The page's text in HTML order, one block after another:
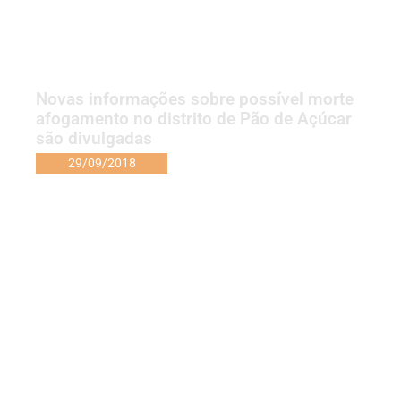
Novas informações sobre possível morte
afogamento no distrito de Pão de Açúcar
são divulgadas
29/09/2018